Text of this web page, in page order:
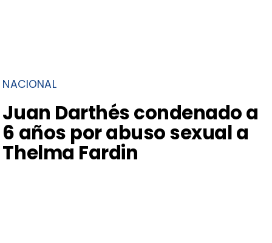
NACIONAL
Juan Darthés condenado a
6 años por abuso sexual a
Thelma Fardin